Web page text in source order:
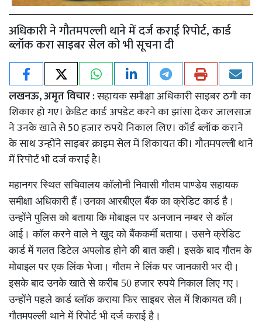
अधिकारी ने गौतमपल्ली थाने में दर्ज कराई रिपोर्ट, कार्ड
ब्लॉक करा साइबर सेल को भी सूचना दी
लखनऊ, अमृत विचार :सहायक समीक्षा अधिकारी साइबर ठगी का
शिकार हो गए। क्रेडिट कार्ड अपडेट करने का झांसा देकर जालसाज
ने उनके खाते से 50 हजार रुपये निकाल लिए। कॉर्ड ब्लॉक कराने
के साथ उन्होंने साइबर क्राइम सेल में शिकायत की। गौतमपल्ली थाने
में रिपोर्ट भी दर्ज कराई है।
महानगर स्थित सचिवालय कॉलोनी निवासी गौतम पाण्डेय सहायक
समीक्षा अधिकारी हैं।उनका आरबीएल बैंक का क्रेडिट कार्ड है।
उन्होंने पुलिस को बताया कि मोबाइल पर अनजान नम्बर से कॉल
आई। कॉल करने वाले ने खुद को बैंककर्मी बताया। उसने क्रेडिट
कार्ड में गलत डिटेल अपलोड होने की बात कही। इसके बाद गौतम के
मोबाइल पर एक लिंक भेजा। गौतम ने लिंक पर जानकारी भर दी।
इसके बाद उनके खाते से करीब 50 हजार रुपये निकाल लिए गए।
उन्होंने पहले कार्ड ब्लॉक कराया फिर साइबर सेल में शिकायत की।
गौतमपल्ली थाने में रिपोर्ट भी दर्ज कराई है।